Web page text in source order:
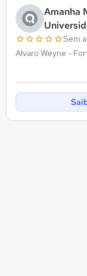
Amanha
Sem
Alvaro Weyne -